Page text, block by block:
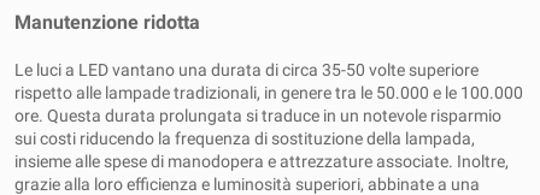
Manutenzione ridotta
Le luci a LED vantano una durata di circa 35-50 volte superiore
rispetto alle lampade tradizionali, in genere tra le 50.000 e le 100.000
ore. Questa durata prolungata si traduce in un notevole risparmio
sui costi riducendo la frequenza di sostituzione della lampada,
insieme alle spese di manodopera e attrezzature associate. Inoltre,
grazie alla loro efficienza e luminosità superiori, abbinate a una